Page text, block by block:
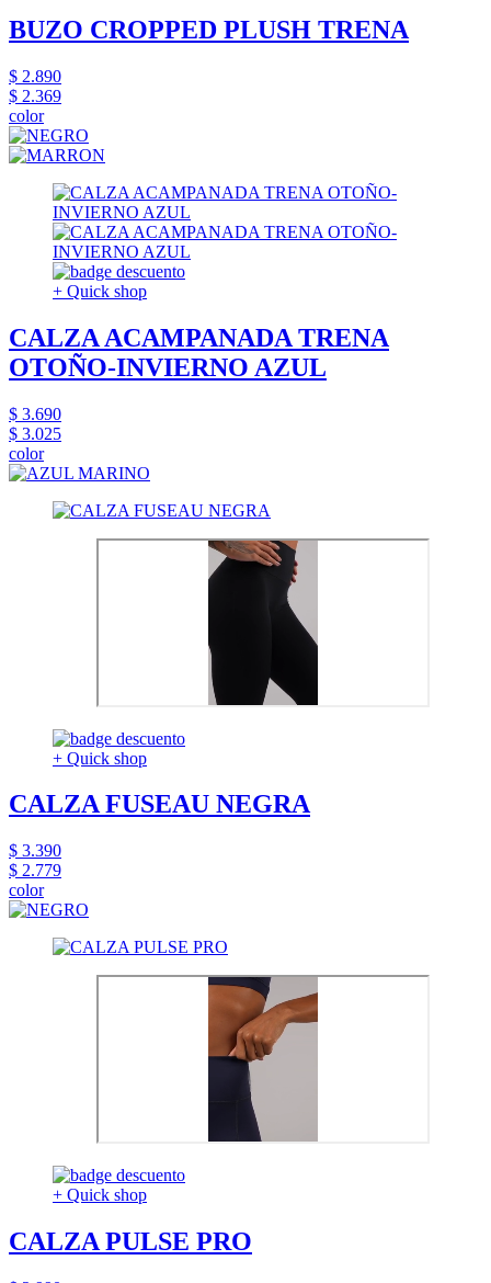
BUZO CROPPED PLUSH TRENA
$ 2.890
$ 2.369
color
+ Quick shop
CALZA ACAMPANADA TRENA
OTOÑO-INVIERNO AZUL
$ 3.690
$ 3.025
color
+ Quick shop
CALZA FUSEAU NEGRA
$ 3.390
$ 2.779
color
+ Quick shop
CALZA PULSE PRO